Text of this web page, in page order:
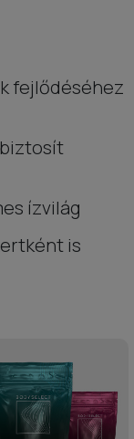
fejlődéséhez
ízvilág
is